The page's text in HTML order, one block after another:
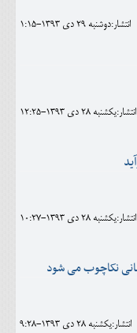
انتشار:دوشنبه 29 دی 1393-1:15
انتشار:يکشنبه 28 دی 1393-12:25
انتشار:يکشنبه 28 دی 1393-10:27
انتشار:يکشنبه 28 دی 1393-9:28